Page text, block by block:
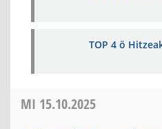
TOP 4 ö
MI 15.10.2025